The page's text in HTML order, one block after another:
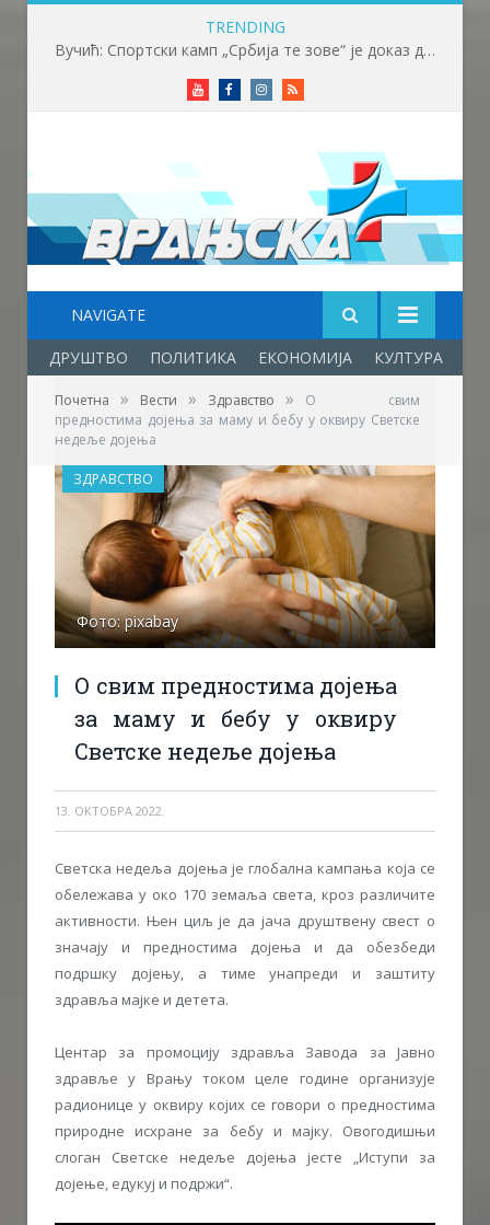
TRENDING
Вучић: Спортски камп „Србија те зове“ је доказ да љубав према нашој земљи нема границе
YoutubeFacebookInstagram
RSS
NAVIGATE
ДРУШТВО ПОЛИТИКА ЕКОНОМИЈА КУЛТУРА
Почетна » Вести » Здравство »
О свим
предностима дојења за маму и бебу у оквиру Светске
недеље дојења
Фото: pixabay
О свим предностима дојења
за маму и бебу у оквиру
Светске недеље дојења
13. ОКТОБРА 2022.
ЗДРАВСТВО
Светска недеља дојења је глобална кампања која се
обележава у око 170 земаља света, кроз различите
активности. Њен циљ је да јача друштвену свест о
значају и предностима дојења и да обезбеди
подршку дојењу, а тиме унапреди и заштиту
здравља мајке и детета.
Центар за промоцију здравља Завода за Јавно
здравље у Врању током целе године организује
радионице у оквиру којих се говори о предностима
природне исхране за бебу и мајку. Овогодишњи
слоган Светске недеље дојења јесте „Иступи за
дојење, едукуј и подржи“.